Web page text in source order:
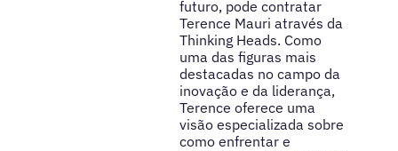
futuro, pode contratar
Terence Mauri através da
Thinking Heads. Como
uma das figuras mais
destacadas no campo da
inovação e da liderança,
Terence oferece uma
visão especializada sobre
como enfrentar e